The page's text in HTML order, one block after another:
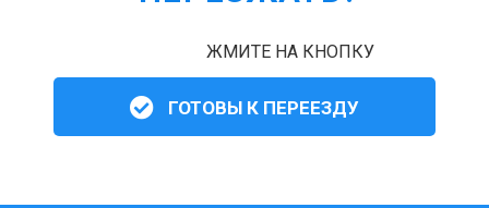
ЖМИТЕ НА КНОПКУ
ГОТОВЫ К ПЕРЕЕЗДУ